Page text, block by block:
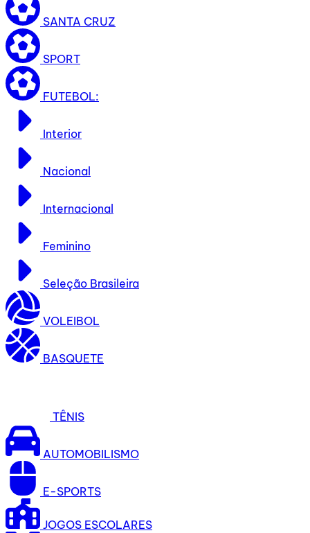
SANTA CRUZ
SPORT
FUTEBOL:
Interior
Nacional
Internacional
Feminino
Seleção Brasileira
VOLEIBOL
BASQUETE
TÊNIS
AUTOMOBILISMO
E-SPORTS
JOGOS ESCOLARES